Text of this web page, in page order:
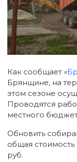
Как сообщает «
Брянщине, на
этом сезоне
Проводятся
местного
Обновить
общая
руб.